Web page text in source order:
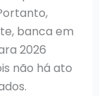
banca em
2026
não há ato